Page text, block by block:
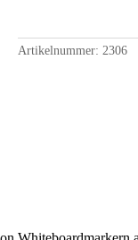
Artikelnummer: 2306